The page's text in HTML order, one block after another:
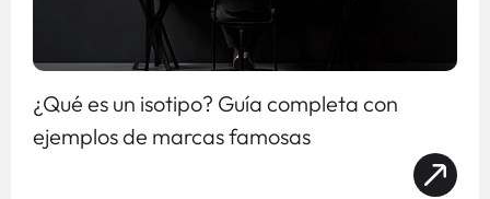
¿Qué es un isotipo? Guía completa con
ejemplos de marcas famosas